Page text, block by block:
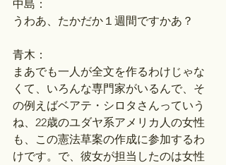
中島：
うわあ、たかだか１週間ですかあ？
青木：
まあでも一人が全文を作るわけじゃな
くて、いろんな専門家がいるんで、そ
の例えばベアテ・シロタさんっていう
ね、22歳のユダヤ系アメリカ人の女性
も、この憲法草案の作成に参加するわ
けです。で、彼女が担当したのは女性